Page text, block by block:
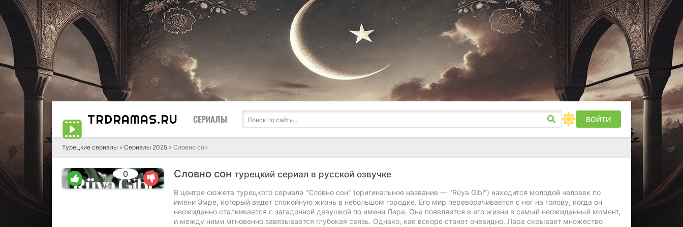
TRDRAMAS.RU СЕРИАЛЫ ВОЙТИ
Турецкие сериалы » Сериалы 2025 » Словно сон
Словно сон турецкий сериал в русской озвучке
0
0 0
В центре сюжета турецкого сериала "Словно сон" (оригинальное название — "Rüya Gibi") находится молодой человек по
имени Эмре, который ведет спокойную жизнь в небольшом городке. Его мир переворачивается с ног на голову, когда он
неожиданно сталкивается с загадочной девушкой по имени Лара. Она появляется в его жизни в самый неожиданный момент,
и между ними мгновенно завязывается глубокая связь. Однако, как вскоре станет очевидно, Лара скрывает множество